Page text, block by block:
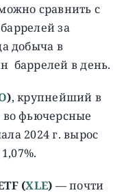
сравнить с
за
добыча в
баррелей в день.
), крупнейший в
фьючерсные
2024 г. вырос
(XLE) — почти